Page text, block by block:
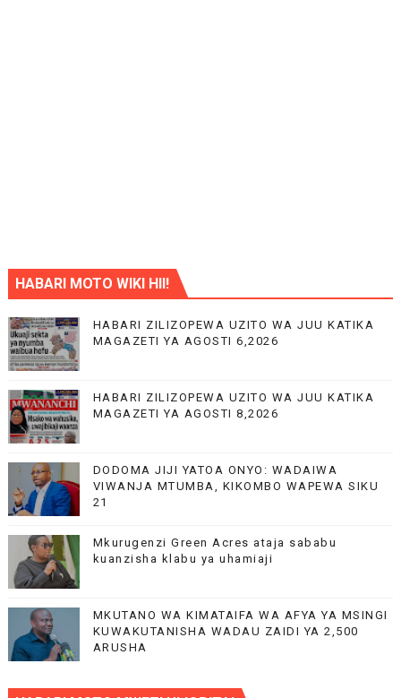
HABARI MOTO WIKI HII!
HABARI ZILIZOPEWA UZITO WA JUU KATIKA
MAGAZETI YA AGOSTI 6,2026
HABARI ZILIZOPEWA UZITO WA JUU KATIKA
MAGAZETI YA AGOSTI 8,2026
DODOMA JIJI YATOA ONYO: WADAIWA
VIWANJA MTUMBA, KIKOMBO WAPEWA SIKU
21
Mkurugenzi Green Acres ataja sababu
kuanzisha klabu ya uhamiaji
MKUTANO WA KIMATAIFA WA AFYA YA MSINGI
KUWAKUTANISHA WADAU ZAIDI YA 2,500
ARUSHA